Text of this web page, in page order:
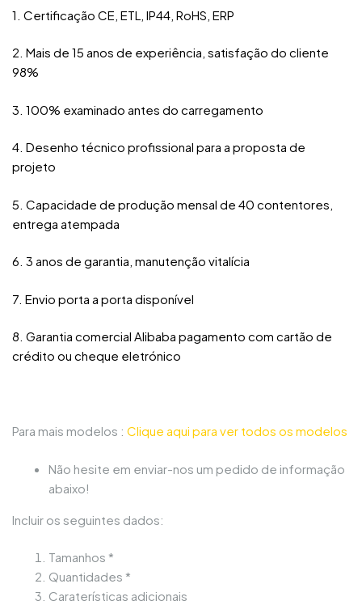
1. Certificação CE, ETL, IP44, RoHS, ERP
2. Mais de 15 anos de experiência, satisfação do cliente
98%
3. 100% examinado antes do carregamento
4. Desenho técnico profissional para a proposta de
projeto
5. Capacidade de produção mensal de 40 contentores,
entrega atempada
6. 3 anos de garantia, manutenção vitalícia
7. Envio porta a porta disponível
8. Garantia comercial Alibaba pagamento com cartão de
crédito ou cheque eletrónico
Para mais modelos : Clique aqui para ver todos os modelos
Não hesite em enviar-nos um pedido de informação
abaixo!
Incluir os seguintes dados:
Tamanhos *
Quantidades *
Caraterísticas adicionais